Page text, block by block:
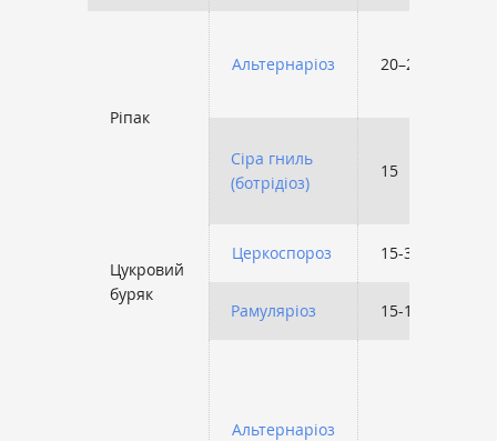
Ріпак
Альтернаріоз 20–25
Сіра гниль
(ботрідіоз)
15
Цукровий
буряк
Церкоспороз 15-30
Рамуляріоз 15-17
Альтернаріоз